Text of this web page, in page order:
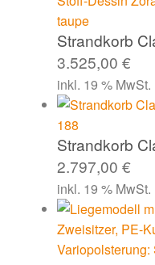
Strandkorb
3.525,00 €
inkl. 19 % MwSt.
Strandkorb
2.797,00 €
inkl. 19 % MwSt.